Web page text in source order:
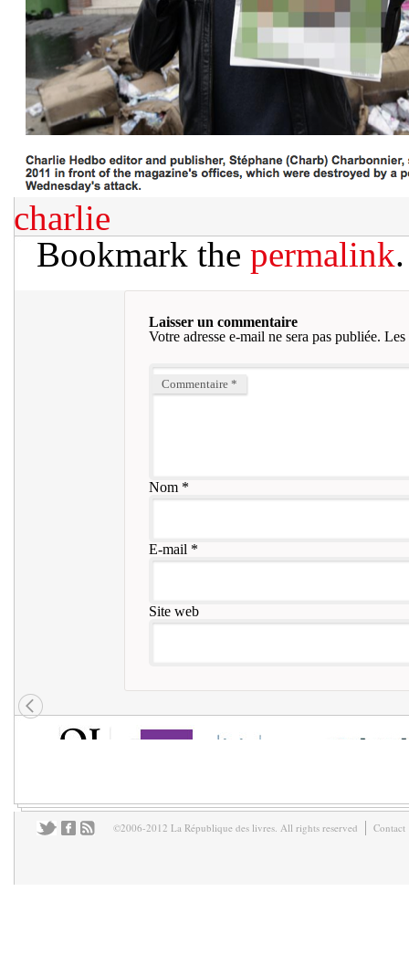
charlie
Bookmark the permalink.
Laisser un commentaire
Votre adresse e-mail ne sera pas publiée. Les
Commentaire *
Nom*
E-mail *
Site web
©2006-2012 La République des livres. All rights reserved Contact